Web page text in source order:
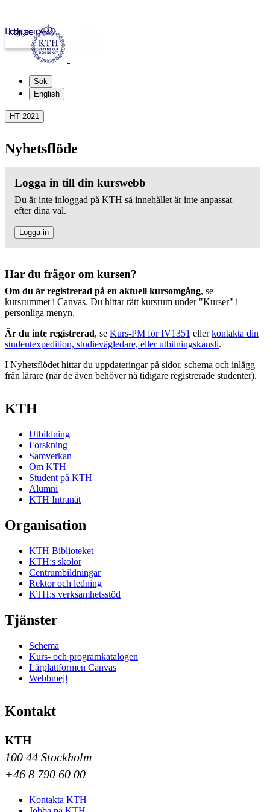
kth.se
Logga in
Sök
English
HT 2021
Nyhetsflöde
Logga in till din kurswebb
Du är inte inloggad på KTH så innehållet är inte anpassat
efter dina val.
Logga in
Har du frågor om kursen?
Om du är registrerad på en aktuell kursomgång, se
kursrummet i Canvas. Du hittar rätt kursrum under "Kurser" i
personliga menyn.
Är du inte registrerad, se Kurs-PM för IV1351 ellerkontakta din
studentexpedition, studievägledare, eller utbilningskansli.
I Nyhetsflödet hittar du uppdateringar på sidor, schema och inlägg
från lärare (när de även behöver nå tidigare registrerade studenter).
KTH
Utbildning
Forskning
Samverkan
Om KTH
Student på KTH
Alumni
KTH Intranät
Organisation
KTH Biblioteket
KTH:s skolor
Centrumbildningar
Rektor och ledning
KTH:s verksamhetsstöd
Tjänster
Schema
Kurs- och programkatalogen
Lärplattformen Canvas
Webbmejl
Kontakt
KTH
100 44 Stockholm
+46 8 790 60 00
Kontakta KTH